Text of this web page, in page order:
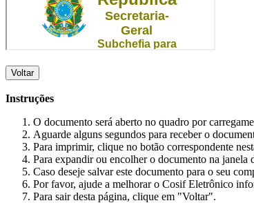
Voltar
Instruções
O documento será aberto no quadro por
Aguarde alguns segundos para receber o
Para imprimir, clique no botão correspondente
Para expandir ou encolher o documento na
Caso deseje salvar este documento para o seu
Por favor, ajude a melhorar o Cosif Eletrônico
Para sair desta página, clique em "Voltar".